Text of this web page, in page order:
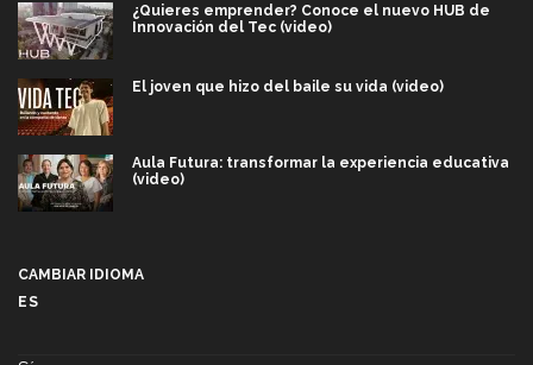
¿Quieres emprender? Conoce el nuevo HUB de
Innovación del Tec (video)
El joven que hizo del baile su vida (video)
Aula Futura: transformar la experiencia educativa
(video)
CAMBIAR IDIOMA
ES